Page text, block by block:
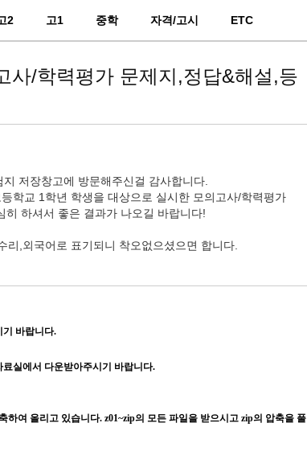
2 고1 중학 자격/고시 ETC
사/학력평가 문제지,정답&해설,등
저장창고에 방문해주신걸 감사합니다.
학교 1학년 학생을 대상으로 실시한 모의고사/학력평가
히 하셔서 좋은 결과가 나오길 바랍니다!
리,외국어로 표기되니 착오없으셨으면 합니다.
기 바랍니다.
실에서 다운받아주시기 바랍니다.
하여 올리고 있습니다. z01~zip의 모든 파일을 받으시고 zip의 압축을 풀